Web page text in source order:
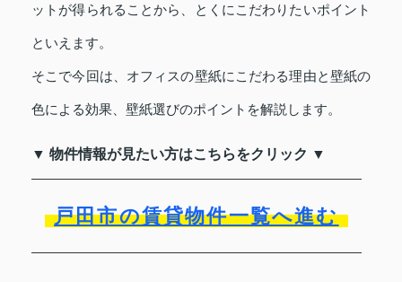
ットが得られることから、とくにこだわりたいポイント
といえます。
そこで今回は、オフィスの壁紙にこだわる理由と壁紙の
色による効果、壁紙選びのポイントを解説します。
▼ 物件情報が見たい方はこちらをクリック ▼
戸田市の賃貸物件一覧へ進む